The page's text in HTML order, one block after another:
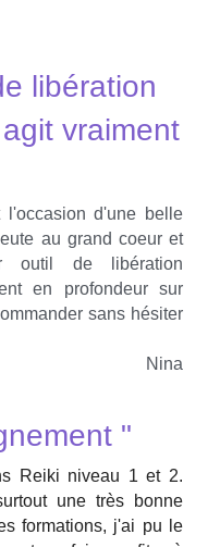
libération
vraiment
l'occasion d'une belle
au grand coeur et
outil de libération
en profondeur sur
sans hésiter
Nina
"
Reiki niveau 1 et 2.
une très bonne
formations, j'ai pu le